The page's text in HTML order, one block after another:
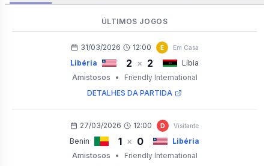
ÚLTIMOS JOGOS
31/03/2026 12:00 E Em Casa
Libéria 2 × 2
Líbia
Amistosos
•
Friendly International
DETALHES DA PARTIDA
27/03/2026 12:00 D Visitante
Benin 1 × 0
Libéria
Amistosos
•
Friendly International